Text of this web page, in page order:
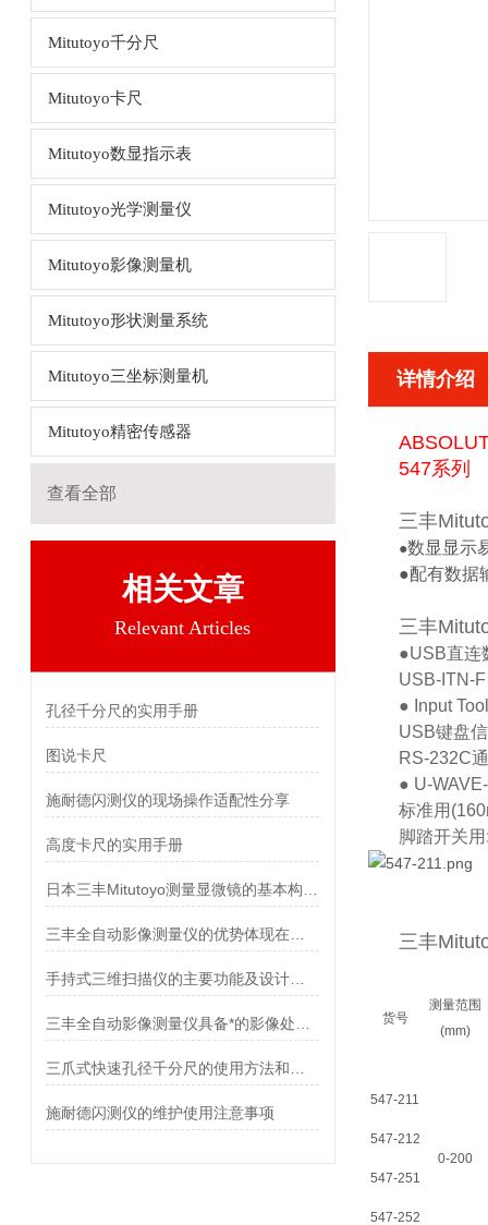
Mitutoyo千分尺
Mitutoyo卡尺
Mitutoyo数显指示表
Mitutoyo光学测量仪
Mitutoyo影像测量机
Mitutoyo形状测量系统
Mitutoyo三坐标测量机
Mitutoyo精密传感器
查看全部
相关文章
Relevant Articles
孔径千分尺的实用手册
图说卡尺
施耐德闪测仪的现场操作适配性分享
高度卡尺的实用手册
施耐德闪测仪的维护使用注意事项
详情介绍
547系列
三丰
●数显显示
●配有数据
三丰
●USB直连
USB-ITN-
● Input
USB键盘
RS-232C
● U-
标准用
脚踏开关
三丰
货号
测量范围
(mm)
547-211
0-200
547-212
547-251
547-252